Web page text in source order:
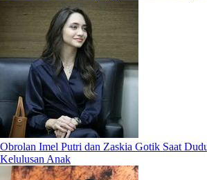
Obrolan Imel Putri dan Zaskia Gotik Saat
Kelulusan Anak